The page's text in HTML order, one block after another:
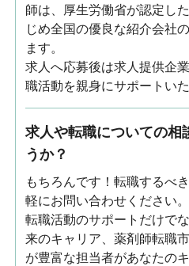
師は、厚生労働省が認定し
じめ全国の優良な紹介会社
ます。
求人へ応募後は求人提供企
職活動を親身にサポートいた
求人や転職についての相
うか？
もちろんです！転職するべ
軽にお問い合わせください。
転職活動のサポートだけで
来のキャリア、薬剤師転職
が豊富な担当者があなたの